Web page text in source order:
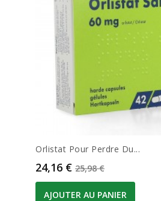
Orlistat Pour Perdre Du...
Prix
24,16 € Prix de base
25,98 €
AJOUTER AU PANIER